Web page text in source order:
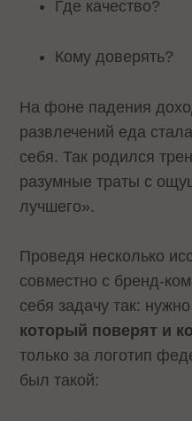
Где качество?
Кому доверять?
На фоне падения
развлечений еда
себя. Так родился
разумные траты с
лучшего».
Проведя несколько
совместно с бренд-
себя задачу так:
который поверят и
только за логотип
был такой: